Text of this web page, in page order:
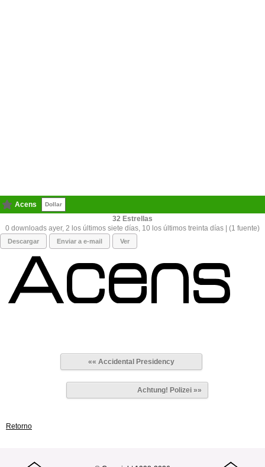
Acens Dollar
32
0 downloads ayer, 2 los últimos siete días, 10 los últimos treinta días | (1 fuente)
Descargar Enviar a e-mail Ver
«« Accidental Presidency
Achtung! Polizei »»
Retorno